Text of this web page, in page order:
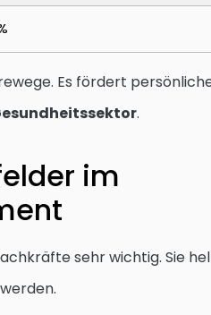
Es fördert
.
im
sehr wichtig. Sie